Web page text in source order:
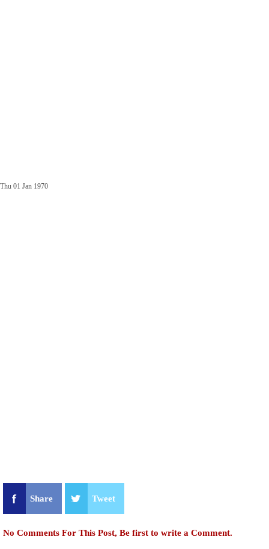
Thu 01 Jan 1970
Share Tweet
No Comments For This Post, Be first to write a Comment.